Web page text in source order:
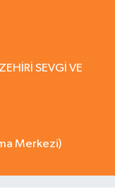
SEVGİ VE
RAM (Rehberlik Araştırma Merkezi)